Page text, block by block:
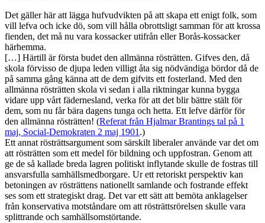
Det gäller här att lägga hufvudvikten på att skapa ett enigt folk, som
vill lefva och icke dö, som vill hålla obrottsligt samman för att krossa
fienden, det må nu vara kossacker utifrån eller Borås-kossacker
härhemma.
[…] Härtill är första budet den allmänna rösträtten. Gifves den, då
skola förvisso de djupa leden villigt åta sig nödvändiga bördor då de
på samma gång känna att de dem gifvits ett fosterland. Med den
allmänna rösträtten skola vi sedan i alla riktningar kunna bygga
vidare upp vårt fädernesland, verka för att det blir bättre stält för
dem, som nu får bära dagens tunga och hetta. Ett lefve därför för
den allmänna rösträtten! (Referat från Hjalmar Brantings tal på 1
maj, Social-Demokraten 2 maj 1901 .)
Ett annat rösträttsargument som särskilt liberaler använde var det om
att rösträtten som ett medel för bildning och uppfostran. Genom att
ge de så kallade breda lagren politiskt inflytande skulle de fostras till
ansvarsfulla samhällsmedborgare. Ur ett retoriskt perspektiv kan
betoningen av rösträttens nationellt samlande och fostrande effekt
ses som ett strategiskt drag. Det var ett sätt att bemöta anklagelser
från konservativa motståndare om att rösträttsrörelsen skulle vara
splittrande och samhällsomstörtande.